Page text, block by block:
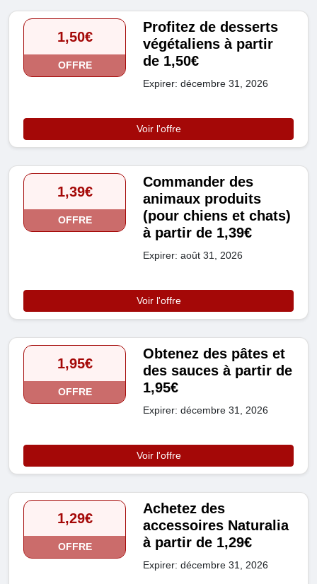
1,50€
OFFRE
Profitez de desserts
végétaliens à partir
de 1,50€
Expirer: décembre 31, 2026
Voir l'offre
1,39€
OFFRE
Commander des
animaux produits
(pour chiens et chats)
à partir de 1,39€
Expirer: août 31, 2026
Voir l'offre
1,95€
OFFRE
Obtenez des pâtes et
des sauces à partir de
1,95€
Expirer: décembre 31, 2026
Voir l'offre
1,29€
OFFRE
Achetez des
accessoires Naturalia
à partir de 1,29€
Expirer: décembre 31, 2026